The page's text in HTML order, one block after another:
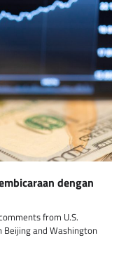
dengan
from U.S.
and Washington